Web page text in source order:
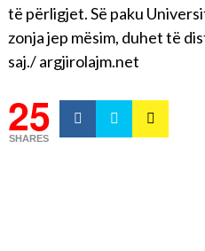
të përligjet. Së paku
zonja jep mësim, duhet të
saj./ argjirolajm.net
25
SHARES